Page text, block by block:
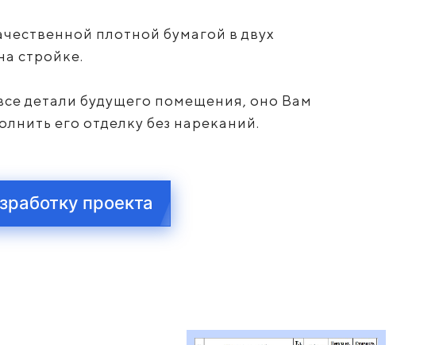
плотной бумагой в двух
стройке.
детали будущего помещения, оно Вам
его отделку без нареканий.
проекта